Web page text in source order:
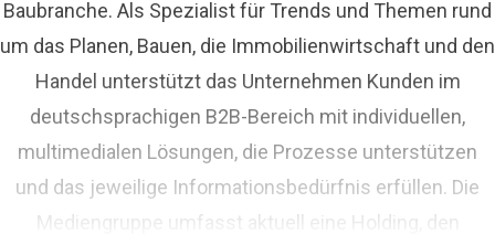
Baubranche. Als Spezialist für Trends und Themen rund
um das Planen, Bauen, die Immobilienwirtschaft und den
Handel unterstützt das Unternehmen Kunden im
deutschsprachigen B2B-Bereich mit individuellen,
multimedialen Lösungen, die Prozesse unterstützen
und das jeweilige Informationsbedürfnis erfüllen. Die
Mediengruppe umfasst aktuell eine Holding, den